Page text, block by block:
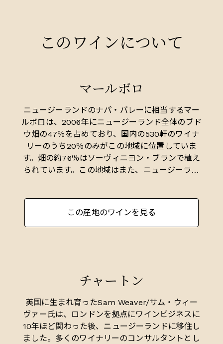
このワインについて
マールボロ
ニュージーランドのナパ・バレーに相当するマー
ルボロは、2006年にニュージーランド全体のブド
ウ畑の47％を占めており、国内の530軒のワイナ
リーのうち20％のみがこの地域に位置していま
す。畑の約76％はソーヴィニヨン・ブランで植え
られています。この地域はまた、ニュージーラン
この産地のワインを見る
チャートン
英国に生まれ育ったSam Weaver/サム・ウィー
ヴァー氏は、ロンドンを拠点にワインビジネスに
10年ほど関わった後、ニュージーランドに移住し
ました。多くのワイナリーのコンサルタントとし